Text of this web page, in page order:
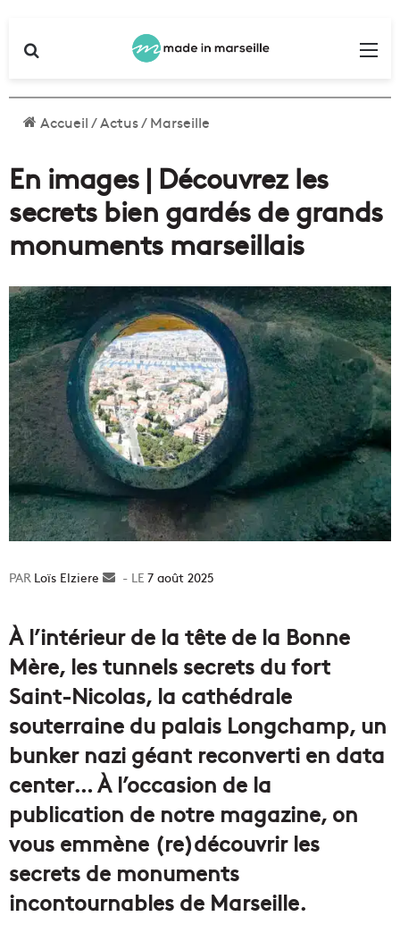
Accueil/Actus/Marseille
En images | Découvrez les
secrets bien gardés de grands
monuments marseillais
Loïs Elziere
Envoyer7 août 2025
À l’intérieur de la tête de la Bonne
Mère, les tunnels secrets du fort
Saint-Nicolas, la cathédrale
souterraine du palais Longchamp, un
bunker nazi géant reconverti en data
center… À l’occasion de la
publication de notre magazine, on
vous emmène (re)découvrir les
secrets de monuments
incontournables de Marseille.